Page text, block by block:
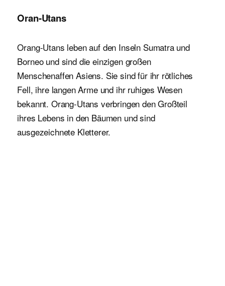
Oran-Utans
Orang-Utans leben auf den Inseln Sumatra und
Borneo und sind die einzigen großen
Menschenaffen Asiens. Sie sind für ihr rötliches
Fell, ihre langen Arme und ihr ruhiges Wesen
bekannt. Orang-Utans verbringen den Großteil
ihres Lebens in den Bäumen und sind
ausgezeichnete Kletterer.